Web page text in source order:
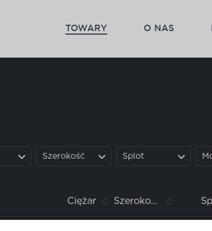
TOWARY O NAS
Szerokość Splot
Ciężar Szerokość